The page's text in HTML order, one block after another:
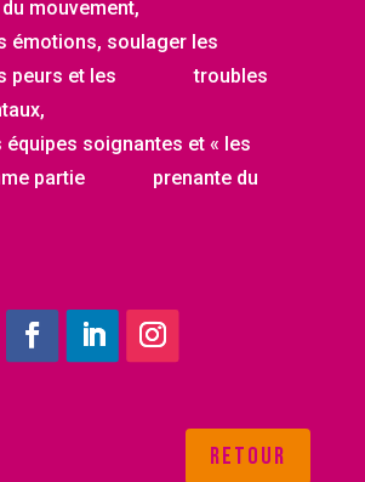
mouvement,
émotions, soulager les
peurs et les troubles
soignantes et « les
partie prenante du
retour